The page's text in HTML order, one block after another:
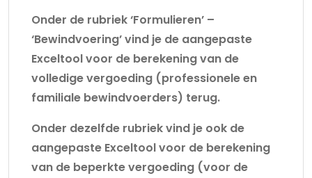
Onder de rubriek ‘Formulieren’ –
‘Bewindvoering’ vind je de aangepaste
Exceltool voor de berekening van de
volledige vergoeding (professionele en
familiale bewindvoerders) terug.
Onder dezelfde rubriek vind je ook de
aangepaste Exceltool voor de berekening
van de beperkte vergoeding (voor de